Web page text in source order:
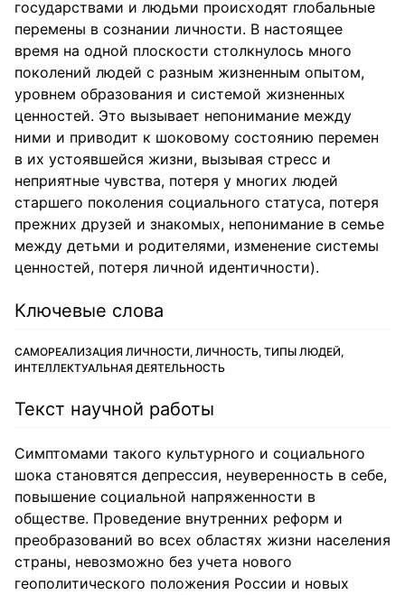
государствами и людьми происходят глобальные
перемены в сознании личности. В настоящее
время на одной плоскости столкнулось много
поколений людей с разным жизненным опытом,
уровнем образования и системой жизненных
ценностей. Это вызывает непонимание между
ними и приводит к шоковому состоянию перемен
в их устоявшейся жизни, вызывая стресс и
неприятные чувства, потеря у многих людей
старшего поколения социального статуса, потеря
прежних друзей и знакомых, непонимание в семье
между детьми и родителями, изменение системы
ценностей, потеря личной идентичности).
Ключевые слова
САМОРЕАЛИЗАЦИЯ ЛИЧНОСТИ, ЛИЧНОСТЬ, ТИПЫ ЛЮДЕЙ,
ИНТЕЛЛЕКТУАЛЬНАЯ ДЕЯТЕЛЬНОСТЬ
Текст научной работы
Симптомами такого культурного и социального
шока становятся депрессия, неуверенность в себе,
повышение социальной напряженности в
обществе. Проведение внутренних реформ и
преобразований во всех областях жизни населения
страны, невозможно без учета нового
геополитического положения России и новых